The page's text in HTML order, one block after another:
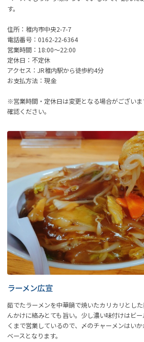
す。
住所：稚内市中央2-7-7
電話番号：0162-22-6364
営業時間：18:00～22:00
定休日：不定休
アクセス：JR稚内駅から徒歩約4分
お支払方法：現金
※営業時間・定休日は変更となる場合がござい
確認ください。
ラーメン広宣
茹でたラーメンを中華鍋で焼いたカリカリとし
んかけに絡みとても旨い。少し濃い味付けはビ
くまで営業しているので、〆のチャーメンはい
ベースとなります。